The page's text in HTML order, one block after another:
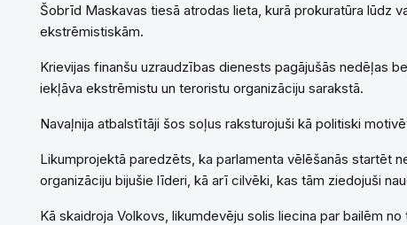
Šobrīd Maskavas tiesā atrodas lieta, kurā prokuratūra lūdz
ekstrēmistiskām.
Krievijas finanšu uzraudzības dienests pagājušās nedēļas
iekļāva ekstrēmistu un teroristu organizāciju sarakstā.
Navaļnija atbalstītāji šos soļus raksturojuši kā politiski
Likumprojektā paredzēts, ka parlamenta vēlēšanās startēt
organizāciju bijušie līderi, kā arī cilvēki, kas tām ziedojuši
Kā skaidroja Volkovs, likumdevēju solis liecina par bailēm